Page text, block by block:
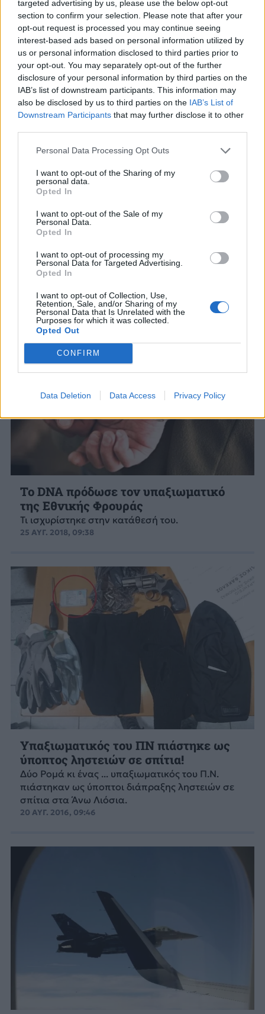
targeted advertising by us, please use the below opt-out
section to confirm your selection. Please note that after your
opt-out request is processed you may continue seeing
interest-based ads based on personal information utilized by
us or personal information disclosed to third parties prior to
your opt-out. You may separately opt-out of the further
disclosure of your personal information by third parties on the
IAB’s list of downstream participants. This information may
also be disclosed by us to third parties on the IAB’s List of
Downstream Participants that may further disclose it to other
Personal Data Processing Opt Outs
I want to opt-out of the Sharing of my
personal data.
Opted In
I want to opt-out of the Sale of my
Personal Data.
Opted In
I want to opt-out of processing my
Personal Data for Targeted Advertising.
Opted In
I want to opt-out of Collection, Use,
Retention, Sale, and/or Sharing of my
Personal Data that Is Unrelated with the
Purposes for which it was collected.
Opted Out
CONFIRM
Data Deletion Data Access Privacy Policy
8 ΔΕΚ. 2018, 07:50
ΗΠΑ: Στη φυλακή για 25 χρόνια ο
Υπαξιωματικός που ορκίστηκε πίστη
στο ISIS
Πως έπεσε στα δίχτυα του FBI.
5 ΔΕΚ. 2018, 11:23
Το DNA πρόδωσε τον υπαξιωματικό
της Εθνικής Φρουράς
Τι ισχυρίστηκε στην κατάθεσή του.
25 ΑΥΓ. 2018, 09:38
Υπαξιωματικός του ΠΝ πιάστηκε ως
ύποπτος ληστειών σε σπίτια!
Δύο Ρομά κι ένας ... υπαξιωματικός του Π.Ν.
πιάστηκαν ως ύποπτοι διάπραξης ληστειών σε
σπίτια στα Άνω Λιόσια.
20 ΑΥΓ. 2016, 09:46